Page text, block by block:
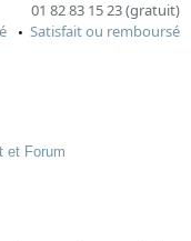
01 82 83 15 23 (gratuit)
Satisfait ou remboursé
et Forum